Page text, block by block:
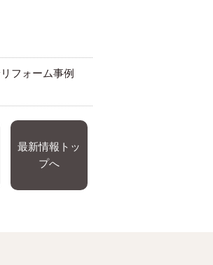
フォーム事例
最新情報トッ
プへ